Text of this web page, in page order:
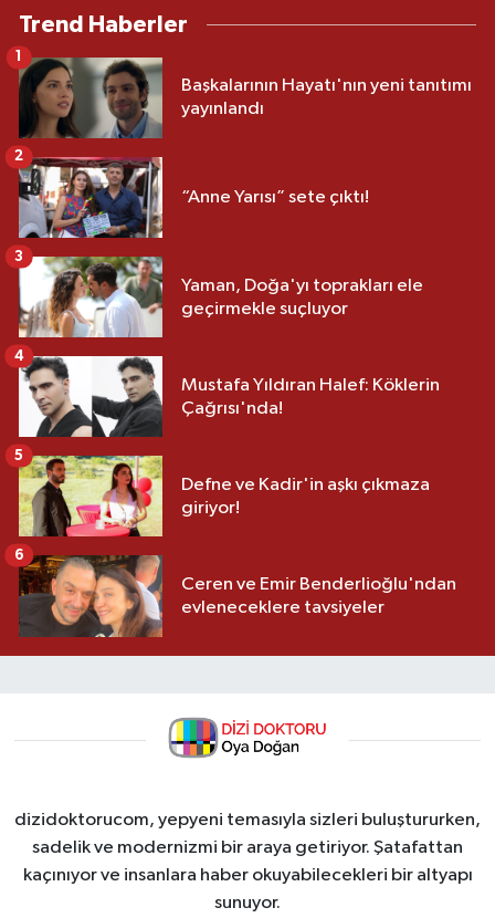
Trend Haberler
Başkalarının Hayatı'nın yeni tanıtımı
yayınlandı
1
“Anne Yarısı” sete çıktı!
2
Yaman, Doğa'yı toprakları ele
geçirmekle suçluyor
3
Mustafa Yıldıran Halef: Köklerin
Çağrısı'nda!
4
Defne ve Kadir'in aşkı çıkmaza
giriyor!
5
Ceren ve Emir Benderlioğlu'ndan
evleneceklere tavsiyeler
6
dizidoktorucom, yepyeni temasıyla sizleri buluştururken,
sadelik ve modernizmi bir araya getiriyor. Şatafattan
kaçınıyor ve insanlara haber okuyabilecekleri bir altyapı
sunuyor.